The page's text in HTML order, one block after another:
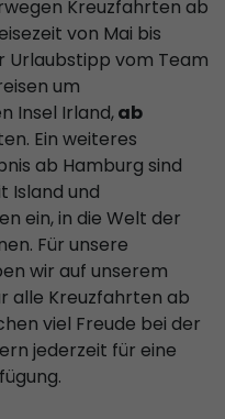
Kreuzfahrten ab
von Mai bis
Urlaubstipp vom Team
um
Insel Irland,ab
Ein weiteres
ab Hamburg sind
Island und
ein, in die Welt der
Für unsere
wir auf unserem
alle Kreuzfahrten ab
viel Freude bei der
jederzeit für eine